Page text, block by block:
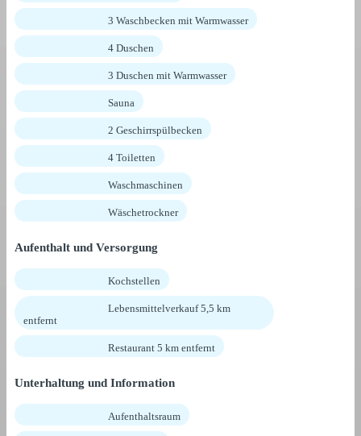
3 Waschbecken mit Warmwasser
4 Duschen
3 Duschen mit Warmwasser
Sauna
2 Geschirrspülbecken
4 Toiletten
Waschmaschinen
Wäschetrockner
Aufenthalt und Versorgung
Kochstellen
Lebensmittelverkauf 5,5 km
entfernt
Restaurant 5 km entfernt
Unterhaltung und Information
Aufenthaltsraum